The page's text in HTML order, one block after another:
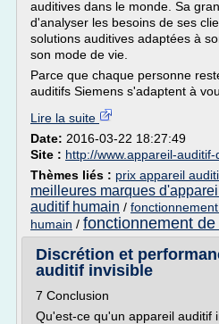
auditives dans le monde. Sa
d'analyser les besoins de ses
solutions auditives adaptées à
son mode de vie.
Parce que chaque personne
auditifs Siemens s'adaptent à
Lire la suite
Date: 2016-03-22 18:27:49
Site : http://www.appareil-
Thèmes liés : prix appareil
meilleures marques
auditif humain /
humain / fonctionnement
Discrétion et
auditif invisible
7 Conclusion
Qu'est-ce qu'un appareil auditif